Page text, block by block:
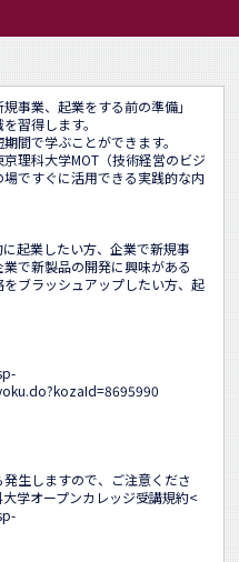
事業、起業をする前の準備」
習得します。
間で学ぶことができます。
理科大学MOT（技術経営のビジ
ですぐに活用できる実践的な内
起業したい方、企業で新規事
で新製品の開発に興味がある
ブラッシュアップしたい方、起
生しますので、ご注意くださ
学オープンカレッジ受講規約<